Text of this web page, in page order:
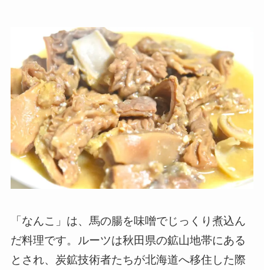
「なんこ」は、馬の腸を味噌でじっくり煮込ん
だ料理です。ルーツは秋田県の鉱山地帯にある
とされ、炭鉱技術者たちが北海道へ移住した際